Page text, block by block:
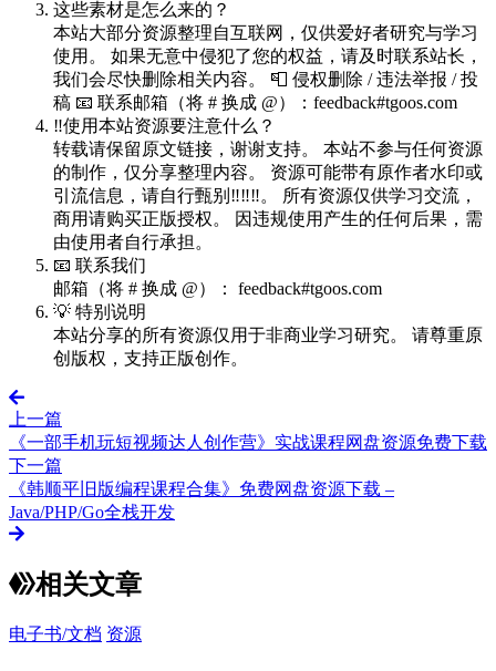
这些素材是怎么来的？
本站大部分资源整理自互联网，仅供爱好者研究与学习
使用。 如果无意中侵犯了您的权益，请及时联系站长，
我们会尽快删除相关内容。 📮 侵权删除 / 违法举报 / 投
稿 📧 联系邮箱（将 # 换成 @）：feedback#tgoos.com
‼️使用本站资源要注意什么？
转载请保留原文链接，谢谢支持。 本站不参与任何资源
的制作，仅分享整理内容。 资源可能带有原作者水印或
引流信息，请自行甄别‼️‼️‼️。 所有资源仅供学习交流，
商用请购买正版授权。 因违规使用产生的任何后果，需
由使用者自行承担。
📧 联系我们
邮箱（将 # 换成 @）： feedback#tgoos.com
💡 特别说明
本站分享的所有资源仅用于非商业学习研究。 请尊重原
创版权，支持正版创作。
上一篇
《一部手机玩短视频达人创作营》实战课程网盘资源免费下载
下一篇
《韩顺平旧版编程课程合集》免费网盘资源下载 –
Java/PHP/Go全栈开发
相关文章
电子书/文档 资源